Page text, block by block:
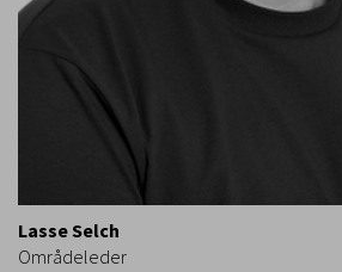
Lasse Selch
Områdeleder